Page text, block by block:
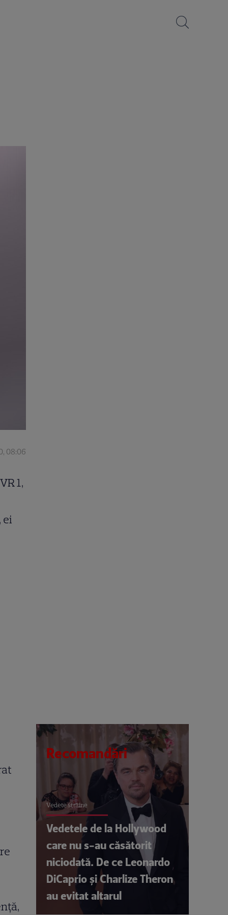
08:06
1,
ei
Recomandări
Vedete străine
Vedetele de la Hollywood
care nu s-au căsătorit
niciodată. De ce Leonardo
DiCaprio și Charlize Theron
au evitat altarul